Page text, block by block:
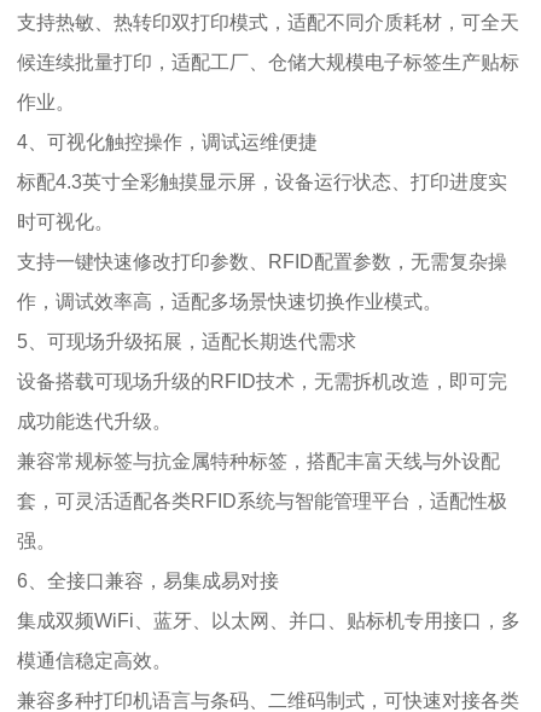
支持热敏、热转印双打印模式，适配不同介质耗材，可全天
候连续批量打印，适配工厂、仓储大规模电子标签生产贴标
作业。
4、可视化触控操作，调试运维便捷
标配4.3英寸全彩触摸显示屏，设备运行状态、打印进度实
时可视化。
支持一键快速修改打印参数、RFID配置参数，无需复杂操
作，调试效率高，适配多场景快速切换作业模式。
5、可现场升级拓展，适配长期迭代需求
设备搭载可现场升级的RFID技术，无需拆机改造，即可完
成功能迭代升级。
兼容常规标签与抗金属特种标签，搭配丰富天线与外设配
套，可灵活适配各类RFID系统与智能管理平台，适配性极
强。
6、全接口兼容，易集成易对接
集成双频WiFi、蓝牙、以太网、并口、贴标机专用接口，多
模通信稳定高效。
兼容多种打印机语言与条码、二维码制式，可快速对接各类